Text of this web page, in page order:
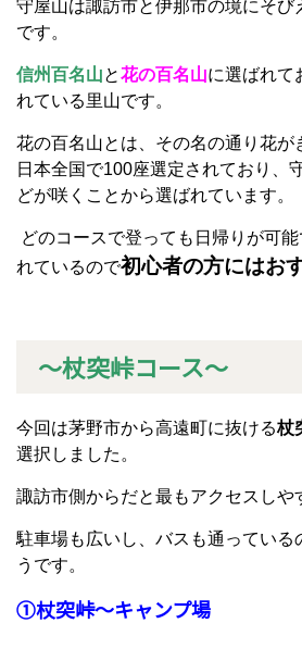
守屋山は諏訪市と伊那市の境にそび
です。
信州百名山と花の百名山に選ばれて
れている里山です。
花の百名山とは、その名の通り花が
日本全国で100座選定されており、
どが咲くことから選ばれています。
どのコースで登っても日帰りが可
れているので初心者の方にはお
～杖突峠コース～
今回は茅野市から高遠町に抜ける杖
選択しました。
諏訪市側からだと最もアクセスしや
駐車場も広いし、バスも通っている
うです。
①杖突峠～キャンプ場